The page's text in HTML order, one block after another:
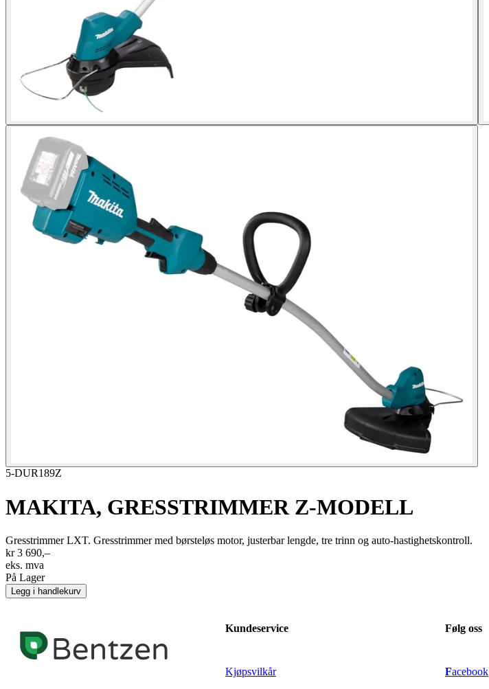
5-DUR189Z
MAKITA, GRESSTRIMMER Z-MODELL
Gresstrimmer LXT. Gresstrimmer med børsteløs motor, justerbar lengde, tre trinn og auto-hastighetskontroll.
kr 3 690,–
eks. mva
På Lager
Legg i handlekurv
Kundeservice
Kjøpsvilkår
Følg oss
Facebook